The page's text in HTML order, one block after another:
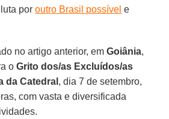
luta poroutro Brasil possível e
no artigo anterior, emGoiânia,
oGrito dos/as Excluídos/as
da Catedral , dia 7 de setembro,
com vasta e diversificada